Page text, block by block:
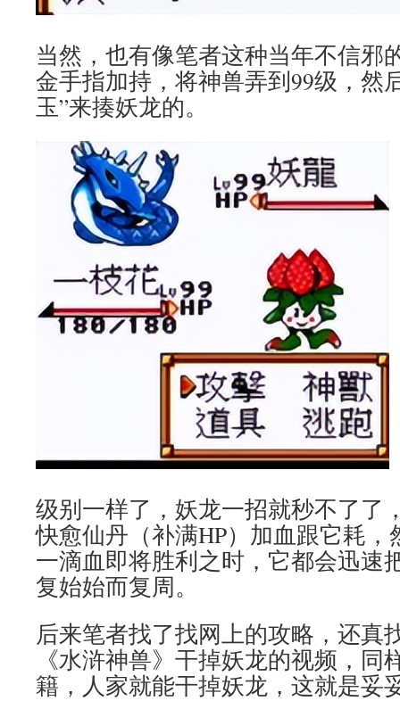
当然，也有像笔者这种当年不信邪
金手指加持，将神兽弄到99级，然
玉”来揍妖龙的。
级别一样了，妖龙一招就秒不了了
快愈仙丹（补满HP）加血跟它耗
一滴血即将胜利之时，它都会迅速
复始始而复周。
后来笔者找了找网上的攻略，还真
《水浒神兽》干掉妖龙的视频，同
籍，人家就能干掉妖龙，这就是妥